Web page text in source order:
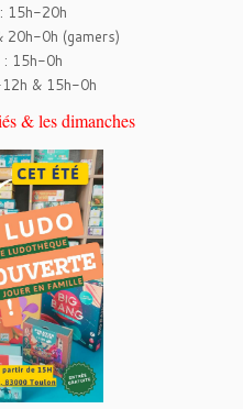
15h-20h
20h-0h (gamers)
: 15h-0h
& 15h-0h
& les dimanches